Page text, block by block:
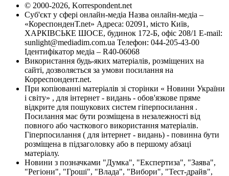
© 2000-2026, Korrespondent.net
Суб'єкт у сфері онлайн-медіа Назва онлайн-медіа –
«КореспонденТ.net» Адреса: 02091, місто Київ,
ХАРКІВСЬКЕ ШОСЕ, будинок 172-Б, офіс 208/1 E-mail:
sunlight@mediadim.com.ua Телефон: 044-205-43-00
Ідентифікатор медіа – R40-06068
Використання будь-яких матеріалів, розміщених на
сайті, дозволяється за умови посилання на
Корреспондент.net.
При копіюванні матеріалів зі сторінки « Новини України
і світу» , для інтернет - видань - обов'язкове пряме
відкрите для пошукових систем гіперпосилання .
Посилання має бути розміщена в незалежності від
повного або часткового використання матеріалів.
Гіперпосилання ( для інтернет - видань) - повинна бути
розміщена в підзаголовку або в першому абзаці
матеріалу.
Новини з позначками "Думка", "Експертиза", "Заява",
"Регіони", "Гроші", "Влада", "Вибори", "Тест-драйв",